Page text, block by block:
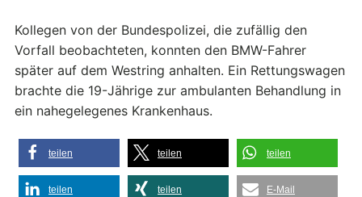
Kollegen von der Bundespolizei, die zufällig den
Vorfall beobachteten, konnten den BMW-Fahrer
später auf dem Westring anhalten. Ein Rettungswagen
brachte die 19-Jährige zur ambulanten Behandlung in
ein nahegelegenes Krankenhaus.
teilen teilen teilen
teilen teilen E-Mail